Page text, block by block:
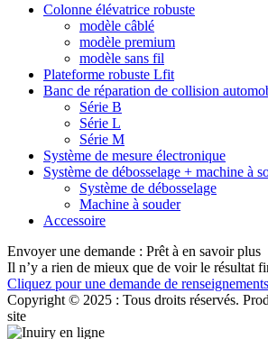
Colonne élévatrice robuste
modèle câblé
modèle premium
modèle sans fil
Plateforme robuste Lfit
Banc de réparation de collision
Série B
Série L
Série M
Système de mesure électronique
Système de débosselage + machine à
Système de débosselage
Machine à souder
Accessoire
Envoyer une demande : Prêt à en savoir plus
Il n’y a rien de mieux que de voir le résultat
Cliquez pour une demande de renseignements
Copyright © 2025 : Tous droits réservés.
site